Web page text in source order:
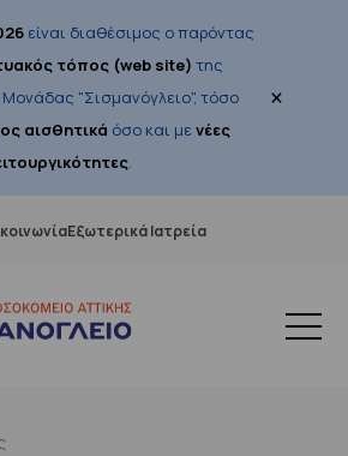
είναι διαθέσιμος ο παρόντας
τόπος (web site) της
"Σισμανόγλειο", τόσο
αισθητικά όσο και μενέες
.
×
Εξωτερικά Ιατρεία